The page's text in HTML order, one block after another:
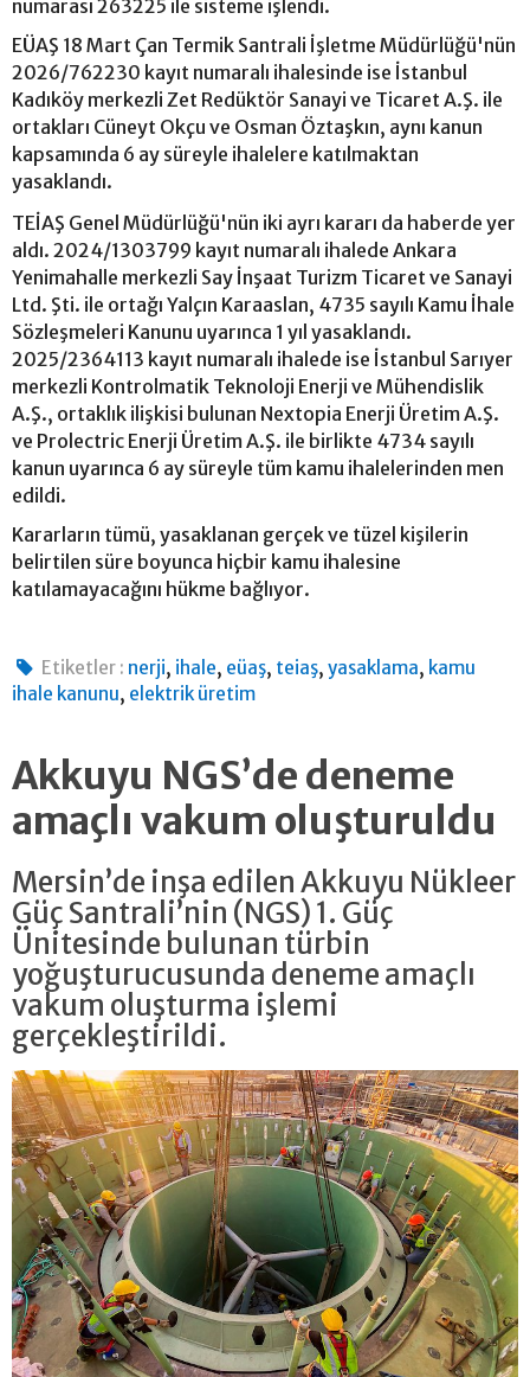
numarası 263225 ile sisteme işlendi.
EÜAŞ 18 Mart Çan Termik Santrali İşletme Müdürlüğü'nün
2026/762230 kayıt numaralı ihalesinde ise İstanbul
Kadıköy merkezli Zet Redüktör Sanayi ve Ticaret A.Ş. ile
ortakları Cüneyt Okçu ve Osman Öztaşkın, aynı kanun
kapsamında 6 ay süreyle ihalelere katılmaktan
yasaklandı.
TEİAŞ Genel Müdürlüğü'nün iki ayrı kararı da haberde yer
aldı. 2024/1303799 kayıt numaralı ihalede Ankara
Yenimahalle merkezli Say İnşaat Turizm Ticaret ve Sanayi
Ltd. Şti. ile ortağı Yalçın Karaaslan, 4735 sayılı Kamu İhale
Sözleşmeleri Kanunu uyarınca 1 yıl yasaklandı.
2025/2364113 kayıt numaralı ihalede ise İstanbul Sarıyer
merkezli Kontrolmatik Teknoloji Enerji ve Mühendislik
A.Ş., ortaklık ilişkisi bulunan Nextopia Enerji Üretim A.Ş.
ve Prolectric Enerji Üretim A.Ş. ile birlikte 4734 sayılı
kanun uyarınca 6 ay süreyle tüm kamu ihalelerinden men
edildi.
Kararların tümü, yasaklanan gerçek ve tüzel kişilerin
belirtilen süre boyunca hiçbir kamu ihalesine
katılamayacağını hükme bağlıyor.
Etiketler : nerji, ihale, eüaş, teiaş,yasaklama, kamu
ihale kanunu, elektrik üretim
Akkuyu NGS’de deneme
amaçlı vakum oluşturuldu
Mersin’de inşa edilen Akkuyu Nükleer
Güç Santrali’nin (NGS) 1. Güç
Ünitesinde bulunan türbin
yoğuşturucusunda deneme amaçlı
vakum oluşturma işlemi
gerçekleştirildi.